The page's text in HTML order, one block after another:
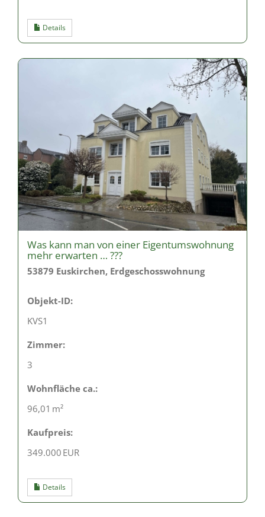
Details
Was kann man von einer Eigentumswohnung
mehr erwarten … ???
53879 Euskirchen, Erdgeschosswohnung
Objekt-ID:
KVS1
Zimmer:
3
Wohnfläche ca.:
96,01 m²
Kaufpreis:
349.000 EUR
Details